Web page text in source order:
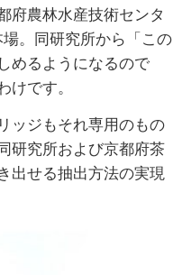
府農林水産技術センタ
。同研究所から「この
めるようになるので
です。
ッジもそれ専用のもの
研究所および京都府茶
出せる抽出方法の実現